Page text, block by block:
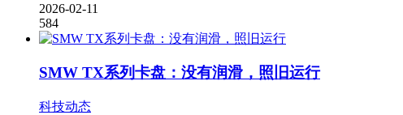
2026-02-11
584
SMW TX系列卡盘：没有润滑，照旧运行
科技动态